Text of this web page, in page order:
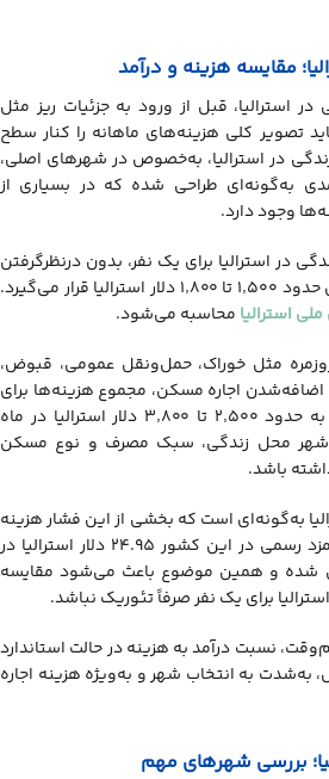
مقایسه هزینه و درآمد
استرالیا، قبل از ورود به جزئیات ریز مثل
تصویر کلی هزینه‌های ماهانه را کنار سطح
در استرالیا، به‌خصوص در شهرهای اصلی،
به‌گونه‌ای طراحی شده که در بسیاری از
وجود دارد.
در استرالیا برای یک نفر، بدون درنظرگرفتن
اجاره مسکن، معمولاً در بازه‌ای حدود ۱٬۵۰۰ تا ۱٬۸۰۰ دلار استرالیا قرار می‌گیرد.
استرالیا محاسبه می‌شود.
مثل خوراک، حمل‌ونقل عمومی، قبوض،
اضافه‌شدن اجاره مسکن، مجموع هزینه‌ها برای
یک فرد مجرد به‌طور معمول به حدود ۲٬۵۰۰ تا ۳٬۸۰۰ دلار استرالیا در ماه
شهر محل زندگی، سبک مصرف و نوع مسکن
باشد.
به‌گونه‌ای است که بخشی از این فشار هزینه
را جبران می‌کند. حداقل دستمزد رسمی در این کشور ۲۴.95 دلار استرالیا در
ماه تعیین شده و همین موضوع باعث می‌شود مقایسه
برای یک نفر صرفاً تئوریک نباشد.
نسبت درآمد به هزینه در حالت استاندارد
به‌شدت به انتخاب شهر و به‌ویژه هزینه اجاره
بررسی شهرهای مهم